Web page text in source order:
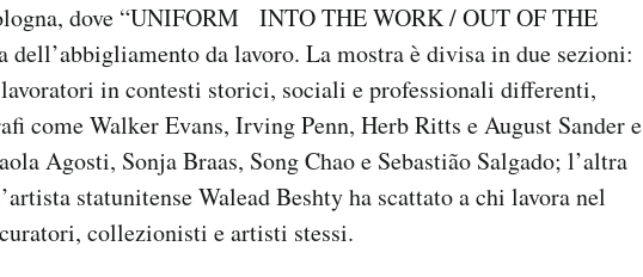
dove “UNIFORM INTO THE WORK / OUT OF THE
dell’abbigliamento da lavoro. La mostra è divisa in due sezioni:
in contesti storici, sociali e professionali differenti,
come Walker Evans, Irving Penn, Herb Ritts e August Sander e
Agosti, Sonja Braas, Song Chao e Sebastião Salgado; l’altra
statunitense Walead Beshty ha scattato a chi lavora nel
collezionisti e artisti stessi.